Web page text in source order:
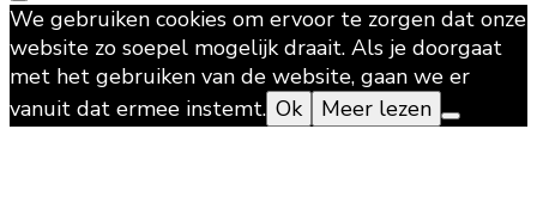
We gebruiken cookies om ervoor te zorgen dat onze
website zo soepel mogelijk draait. Als je doorgaat
met het gebruiken van de website, gaan we er
vanuit dat ermee instemt. Ok Meer lezen